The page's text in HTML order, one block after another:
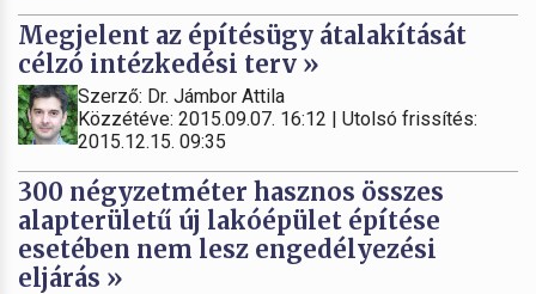
Megjelent az építésügy átalakítását
célzó intézkedési terv »
Szerző: Dr. Jámbor Attila
Közzétéve: 2015.09.07. 16:12 | Utolsó frissítés:
2015.12.15. 09:35
300 négyzetméter hasznos összes
alapterületű új lakóépület építése
esetében nem lesz engedélyezési
eljárás »